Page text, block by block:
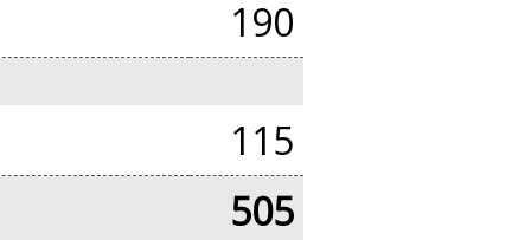
190
115
505